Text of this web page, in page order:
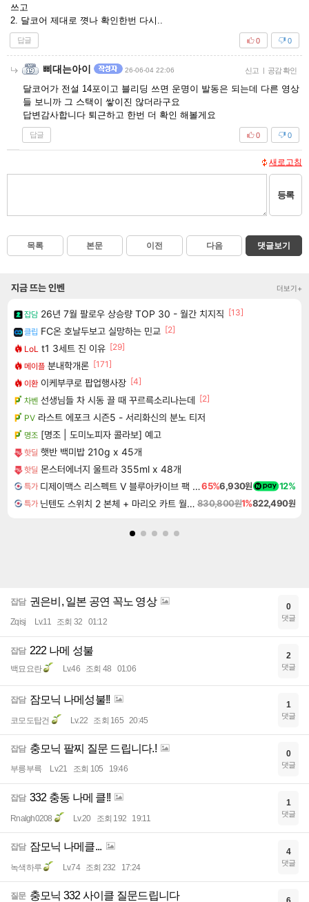
쓰고
2. 달코어 제대로 꼇나 확인한번 다시..
답글 0
0
삐대는아이 26-06-04 22:06 신고 | 공감 확인
달코어가 전설 14포이고 블리딩 쓰면 운명이 발동은 되는데 다른 영상
들 보니까 그 스택이 쌓이진 않더라구요
답변감사합니다 퇴근하고 한번 더 확인 해볼게요
답글 0
0
새로고침
등록
목록 본문 이전 다음 댓글보기
지금 뜨는 인벤 더보기+
잡담 26년 7월 팔로우 상승량 TOP 30 - 월간 치지직 [13]
클립 FC온 호날두보고 실망하는 민교 [2]
LoL t1 3세트 진 이유 [29]
메이플 분내학개론 [171]
이환 이케부쿠로 팝업행사장 [4]
차벤 선생님들 차 시동 끌 때 꾸르륵소리나는데 [2]
PV 라스트 에포크 시즌5 - 서리화신의 분노 티저
명조 [명조 | 도미노피자 콜라보] 예고
핫딜 햇반 백미밥 210g x 45개
핫딜 몬스터에너지 울트라 355ml x 48개
특가 디제이맥스 리스펙트 V 블루아카이브 팩 DJMAX RESPECT V Blue Archive Pack DLC65%6,930원 12%
특가 닌텐도 스위치 2 본체 + 마리오 카트 월드 + 슈퍼 마리오 파티 잼버리 닌텐도 스위치 2 에디션 + 잼버리 TV 번들 830,800원1%822,490원
잡담 권은비, 일본 공연 꼭노 영상
Zqisj Lv.11 조회 32 01:12
0
댓글
잡담 222 나메 성불
백묘요란 Lv.46 조회 48 01:06
2
댓글
잡담 잠모닉 나메성불!!
코모도탑건 Lv.22 조회 165 20:45
1
댓글
잡담 충모닉 팔찌 질문 드립니다.!
부릉부륵 Lv.21 조회 105 19:46
0
댓글
잡담 332 충동 나메 클!!
Rnalgh0208 Lv.20 조회 192 19:11
1
댓글
잡담 잠모닉 나메클...
녹색하루 Lv.74 조회 232 17:24
4
댓글
질문 충모닉 332 사이클 질문드립니다